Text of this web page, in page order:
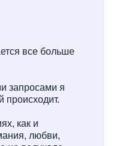
все больше
запросами я
происходит.
как и
любви,